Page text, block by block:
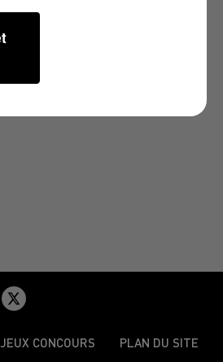
CONCOURS PLAN DU SITE